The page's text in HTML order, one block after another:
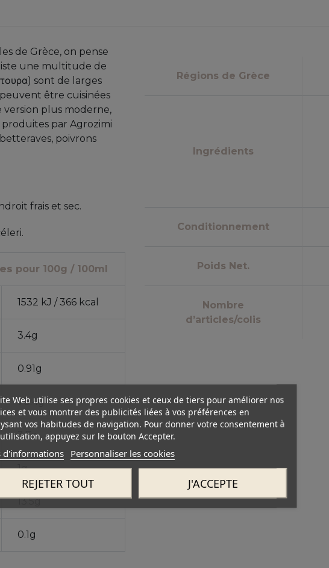
de Grèce, on pense
une multitude de
sont de larges
être cuisinées
plus moderne,
par Agrozimi
poivrons
frais et sec.
pour 100g / 100ml
1532 kJ / 366 kcal
3.4g
0.91g
70.4g
3.7g
1g
13.5g
0.1g
Régions de Grèce
Ingrédients
Conditionnement
Poids Net.
Nombre
d’articles/colis
Web utilise ses propres cookies et ceux de tiers pour améliorer nos
et vous montrer des publicités liées à vos préférences en
vos habitudes de navigation. Pour donner votre consentement à
appuyez sur le bouton Accepter.
d'informations Personnaliser les cookies
REJETER TOUT J'ACCEPTE